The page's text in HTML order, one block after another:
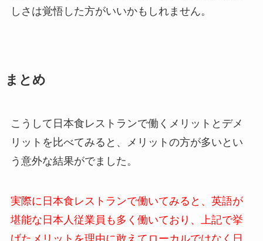
しさは覚悟した方がいいかもしれません。
まとめ
こうして日本食レストランで働くメリットとデメ
リットを比べてみると、メリットの方が多いとい
う意外な結果がでました。
実際に日本食レストランで働いてみると、英語が
堪能な日本人従業員も多く働いており、上記で挙